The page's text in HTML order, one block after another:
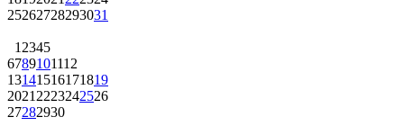
25262728293031
1 2345
6789101112
13141516171819
2021 2223242526
27282930